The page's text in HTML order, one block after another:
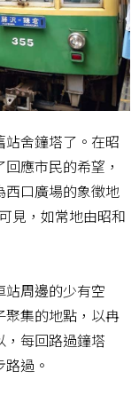
舍鐘塔了。在昭
應市民的希望，
西口廣場的象徵地
見，如常地由昭和
站周邊的少有空
聚集的地點，以冉
每回路過鐘塔
過。